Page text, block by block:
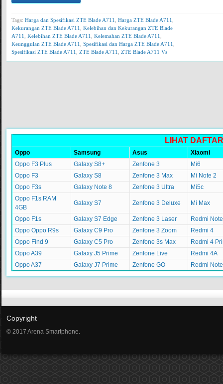
Tags: Harga dan Spesifikasi ZTE Blade A711 Harga ZTE Blade A711
Kekurangan ZTE Blade A711
Kelebihan dan Kekurangan ZTE Blade
A711
Kelebihan ZTE Blade A711 Kelemahan ZTE Blade A711
Keunggulan ZTE Blade A711
Spesifikasi dan Harga ZTE Blade A711
Spesifikasi ZTE Blade A711
ZTE Blade A711 ZTE Blade A711 Vs
LIHAT
Oppo Samsung Asus
Xiaomi
Oppo F3 Plus
Galaxy S8+ Zenfone 3
Mi6
Oppo F3
Galaxy S8 Zenfone 3 Max
Mi Note 2
Oppo F3s
Galaxy Note 8 Zenfone 3 Ultra
Mi5c
Oppo F1s RAM
4GB
Galaxy S7 Zenfone 3 Deluxe Mi Max
Oppo F1s Galaxy S7 Edge Zenfone 3 Laser
Redmi
Oppo Oppo R9s
Galaxy C9 Pro Zenfone 3 Zoom
Redmi 4
Oppo Find 9
Galaxy C5 Pro Zenfone 3s Max
Redmi 4
Oppo A39
Galaxy J5 Prime Zenfone Live
Redmi 4A
Oppo A37
Galaxy J7 Prime Zenfone GO Redmi
Copyright
© 2017 Arena Smartphone.